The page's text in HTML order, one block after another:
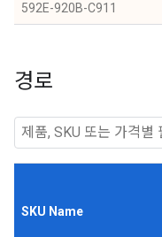
592E-920B-C911
경로
SKU Name